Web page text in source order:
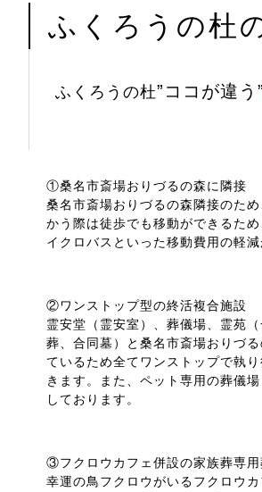
ふくろうの杜
ふくろうの杜”ココが違う”
①桑名市斎場おりづるの森に隣接
桑名市斎場おりづるの森隣接のた
かう際は徒歩でも移動ができるた
イクロバスといった移動費用の軽減
②ワンストップ型の終活複合施設
霊安堂（霊安室）、葬儀場、霊苑
葬、合同墓）と桑名市斎場おりづ
ているため全てワンストップで執
きます。また、ペット専用の葬儀
しております。
③フクロウカフェ併設の家族葬専用
幸運の鳥フクロウがいるフクロウ
ふくろうの杜café 10:00～17:30